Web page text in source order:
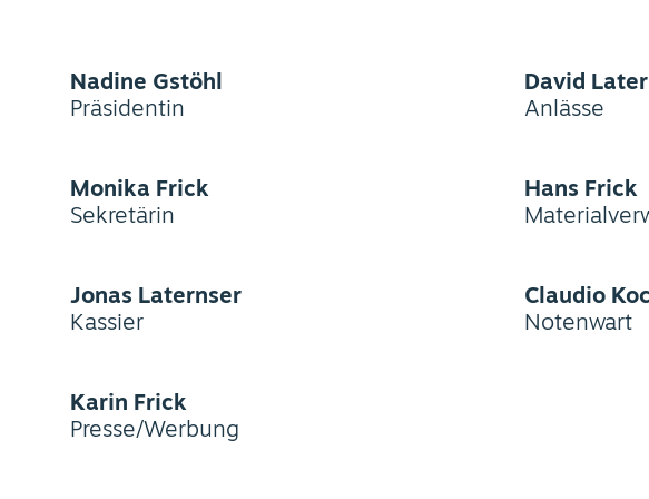
Nadine Gstöhl
Präsidentin
Monika Frick
Sekretärin
Jonas Laternser
Kassier
Karin Frick
Presse/Werbung
David
Anlässe
Hans Frick
Claudio
Notenwart